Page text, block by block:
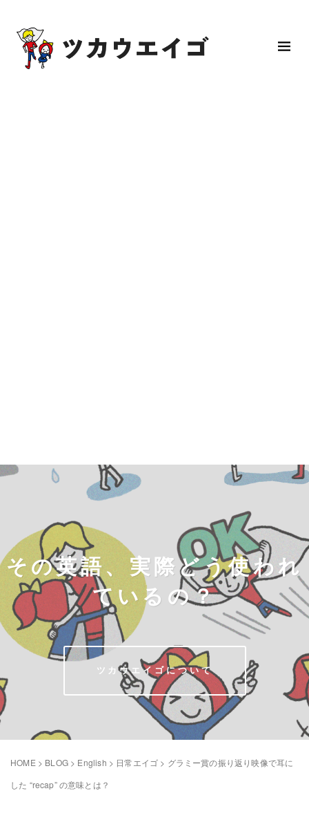
その英語、実際どう使われ
ているの？
ツカウエイゴについて
HOME > BLOG> English > 日常エイゴ > グラミー賞の振り返り映像で耳に
した “recap” の意味とは？